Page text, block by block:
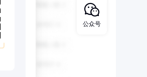
公众号